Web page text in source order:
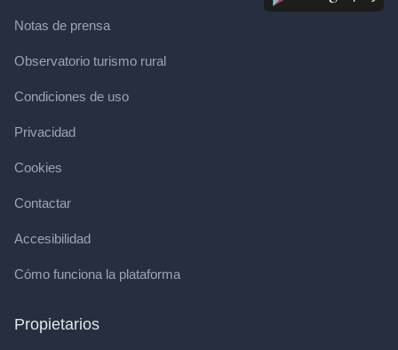
Notas de prensa
Observatorio turismo rural
Condiciones de uso
Privacidad
Cookies
Contactar
Accesibilidad
Cómo funciona la plataforma
Propietarios